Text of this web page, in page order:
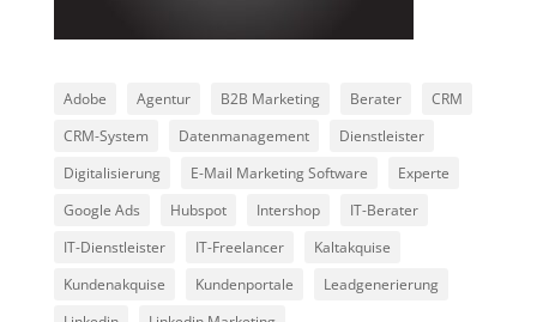
Adobe Agentur B2B Marketing Berater
CRM
CRM-System
Datenmanagement
Dienstleister
Digitalisierung
E-Mail Marketing Software
Experte
Google Ads
Hubspot Intershop
IT-Berater
IT-Dienstleister
IT-Freelancer
Kaltakquise
Kundenakquise
Kundenportale
Leadgenerierung